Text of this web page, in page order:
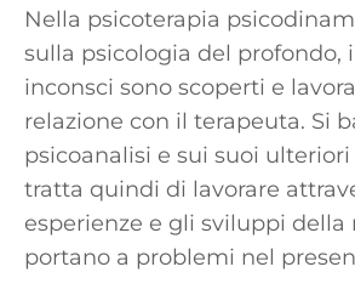
Nella psicoterapia
sulla psicologia del profondo,
inconsci sono scoperti e
relazione con il terapeuta. Si
psicoanalisi e sui suoi ulteriori
tratta quindi di lavorare
esperienze e gli sviluppi della
portano a problemi nel